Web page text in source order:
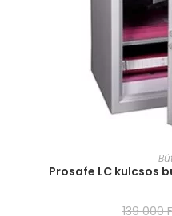
MÉRET
Prosafe LC kulcsos
139 000